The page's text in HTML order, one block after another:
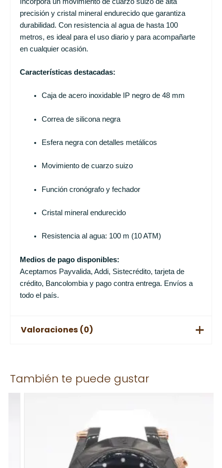
precisión y cristal mineral endurecido que garantiza
durabilidad. Con resistencia al agua de hasta 100
metros, es ideal para el uso diario y para acompañarte
en cualquier ocasión.
Características destacadas:
Caja de acero inoxidable IP negro de 48 mm
Correa de silicona negra
Esfera negra con detalles metálicos
Movimiento de cuarzo suizo
Función cronógrafo y fechador
Cristal mineral endurecido
Resistencia al agua: 100 m (10 ATM)
Medios de pago disponibles:
Aceptamos Payvalida, Addi, Sistecrédito, tarjeta de
crédito, Bancolombia y pago contra entrega. Envíos a
todo el país.
Valoraciones (0)
Solo los usuarios registrados que hayan comprado este
producto pueden hacer una valoración.
También te puede gustar